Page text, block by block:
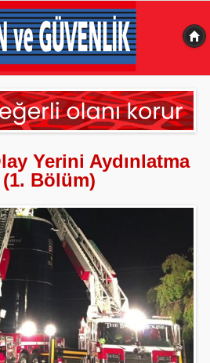
Yerini Aydınlatma
Bölüm)
0,480 sn